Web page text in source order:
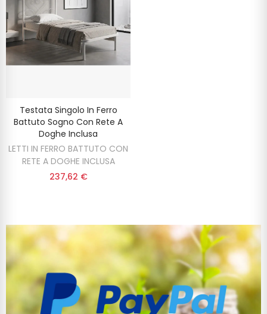
Testata Singolo In Ferro
Battuto Sogno Con Rete A
Doghe Inclusa
LETTI IN FERRO BATTUTO CON
RETE A DOGHE INCLUSA
237,62 €